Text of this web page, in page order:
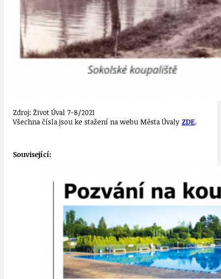
Zdroj: Život Úval 7-8/2021
Všechna čísla jsou ke stažení na webu Města Úvaly ZDE.
Související: